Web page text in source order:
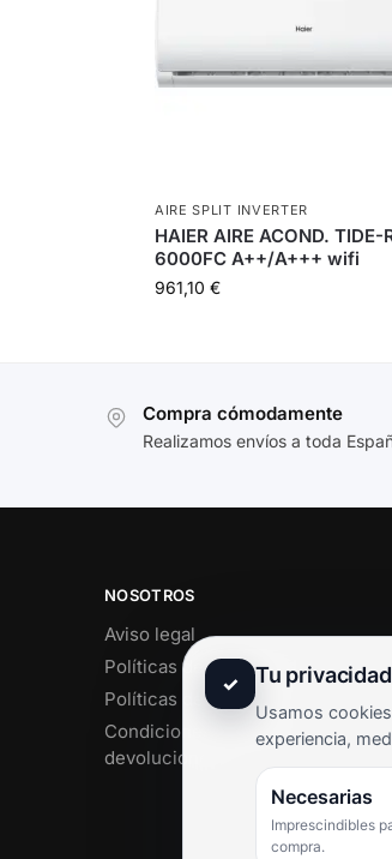
AIRE SPLIT INVERTER
HAIER AIRE ACOND. TIDE-
6000FC A++/A+++ wifi
961,10 €
Compra cómodamente
Realizamos envíos a toda
NOSOTROS
Aviso legal
Políticas de privacidad
Políticas de cookies
Condiciones de envío y
devoluciones
✓ Tu
Usamos
experiencia,
Necesarias
Imprescindibles
compra.